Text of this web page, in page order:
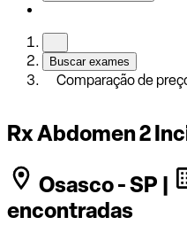
Buscar exames
Comparação de
Rx Abdomen 2
Osasco - SP |
encontradas